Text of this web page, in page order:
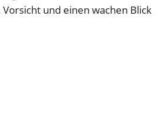
und einen wachen Blick